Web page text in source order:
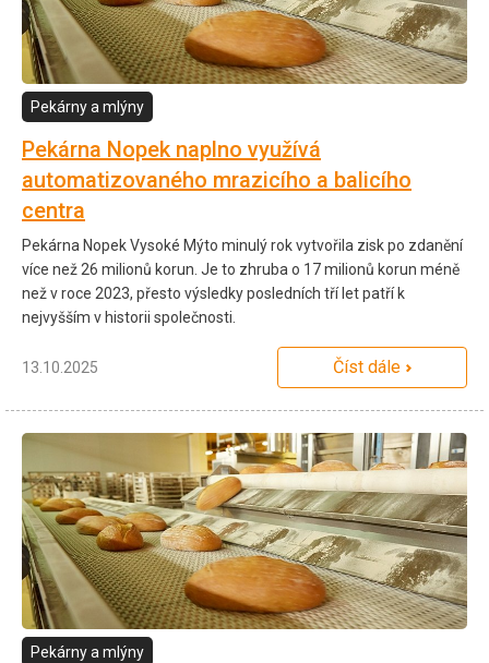
Pekárny a mlýny
Pekárna Nopek naplno využívá
automatizovaného mrazicího a balicího
centra
Pekárna Nopek Vysoké Mýto minulý rok vytvořila zisk po zdanění
více než 26 milionů korun. Je to zhruba o 17 milionů korun méně
než v roce 2023, přesto výsledky posledních tří let patří k
nejvyšším v historii společnosti.
13.10.2025 Číst dále
Pekárny a mlýny